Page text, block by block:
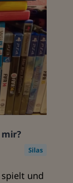
Silas
und